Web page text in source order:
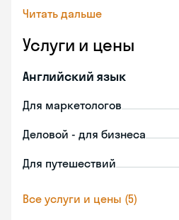
Читать дальше
Услуги и цены
Английский язык
Для маркетологов
Деловой - для бизнеса
Для путешествий
Все услуги и цены (5)